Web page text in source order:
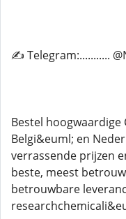
✍ Telegram:...........
Bestel hoogwaardige
Belgi&euml; en
verrassende prijzen
beste, meest
betrouwbare